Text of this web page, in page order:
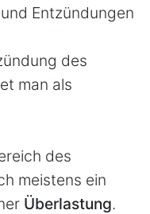
Entzündungen
des
man als
des
meistens ein
Überlastung.